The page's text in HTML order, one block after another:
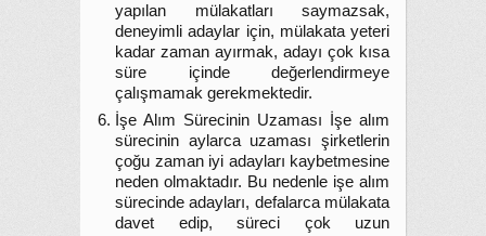
yapılan mülakatları saymazsak,
deneyimli adaylar için, mülakata yeteri
kadar zaman ayırmak, adayı çok kısa
süre içinde değerlendirmeye
çalışmamak gerekmektedir.
İşe Alım Sürecinin Uzaması İşe alım
sürecinin aylarca uzaması şirketlerin
çoğu zaman iyi adayları kaybetmesine
neden olmaktadır. Bu nedenle işe alım
sürecinde adayları, defalarca mülakata
davet edip, süreci çok uzun